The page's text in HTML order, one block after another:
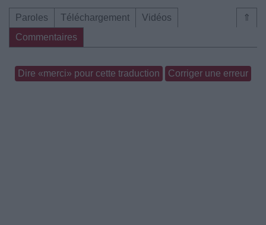
⇑
Paroles Téléchargement
Vidéos
Commentaires
Dire «merci» pour cette traduction Corriger une erreur